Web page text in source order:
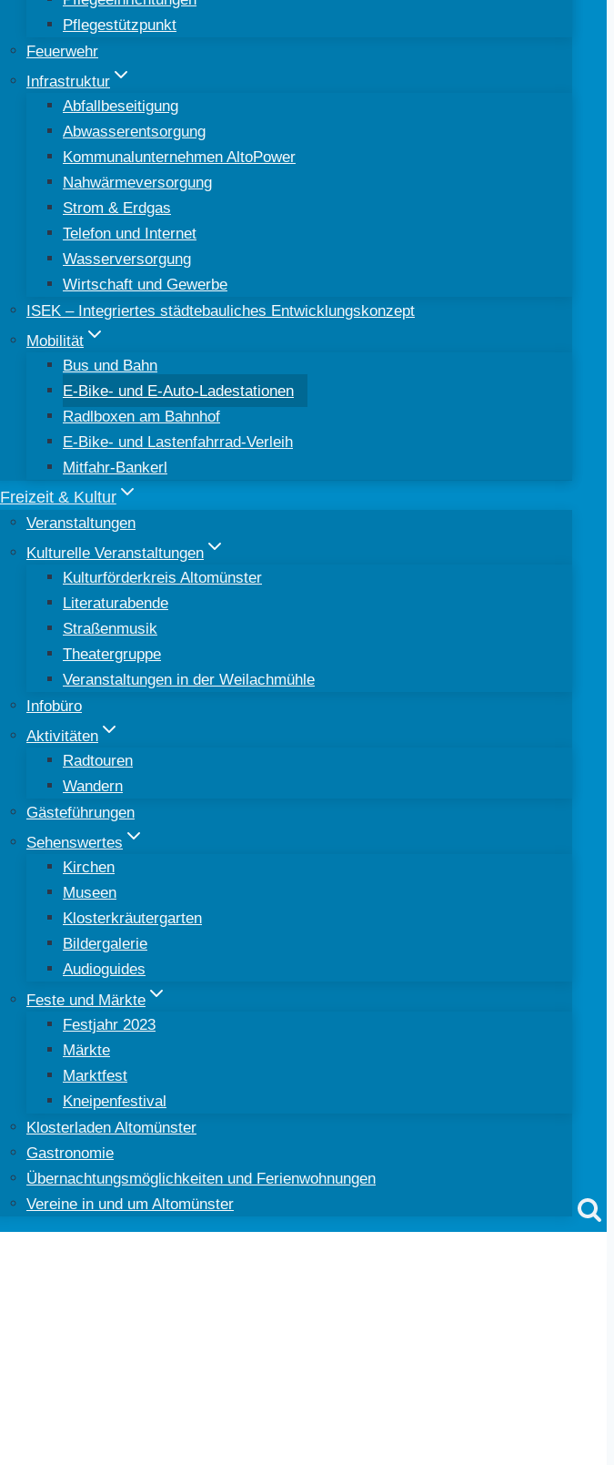
Pflegestützpunkt
Feuerwehr
Infrastruktur
Abfallbeseitigung
Abwasserentsorgung
Kommunalunternehmen AltoPower
Nahwärmeversorgung
Strom & Erdgas
Telefon und Internet
Wasserversorgung
Wirtschaft und Gewerbe
ISEK – Integriertes städtebauliches Entwicklungskonzept
Mobilität
Bus und Bahn
E-Bike- und E-Auto-Ladestationen
Radlboxen am Bahnhof
E-Bike- und Lastenfahrrad-Verleih
Mitfahr-Bankerl
Freizeit & Kultur
Veranstaltungen
Kulturelle Veranstaltungen
Kulturförderkreis Altomünster
Literaturabende
Straßenmusik
Theatergruppe
Veranstaltungen in der Weilachmühle
Infobüro
Aktivitäten
Radtouren
Wandern
Gästeführungen
Sehenswertes
Kirchen
Museen
Klosterkräutergarten
Bildergalerie
Audioguides
Feste und Märkte
Festjahr 2023
Märkte
Marktfest
Kneipenfestival
Klosterladen Altomünster
Gastronomie
Übernachtungsmöglichkeiten und Ferienwohnungen
Vereine in und um Altomünster